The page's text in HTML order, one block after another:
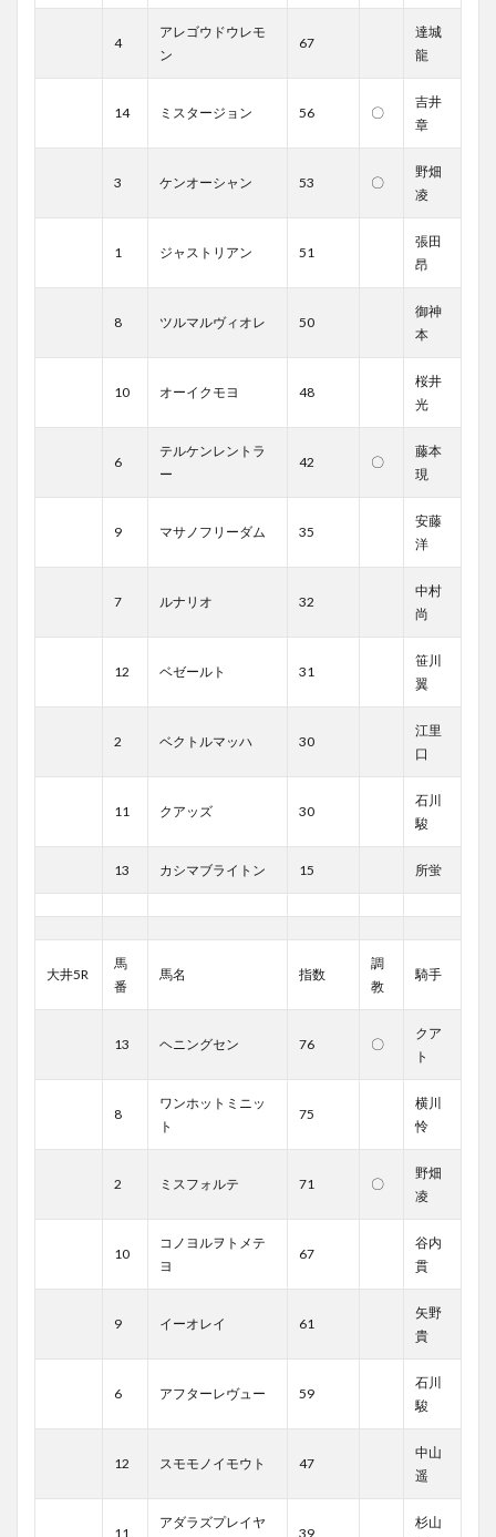
4
アレゴウドウレモ
ン
67
達城
龍
14 ミスタージョン 56 〇
吉井
章
3 ケンオーシャン 53 〇
野畑
凌
1 ジャストリアン 51
張田
昂
8 ツルマルヴィオレ 50
御神
本
10 オーイクモヨ 48
桜井
光
6
テルケンレントラ
ー
42 〇
藤本
現
9 マサノフリーダム 35
安藤
洋
7 ルナリオ 32
中村
尚
12 ベゼールト 31
笹川
翼
2 ベクトルマッハ 30
江里
口
11 クアッズ 30
石川
駿
13 カシマブライトン 15 所蛍
大井5R
馬
番
馬名 指数
調
教
騎手
13 ヘニングセン 76 〇
クア
ト
8
ワンホットミニッ
ト
75
横川
怜
2 ミスフォルテ 71 〇
野畑
凌
10
コノヨルヲトメテ
ヨ
67
谷内
貫
9 イーオレイ 61
矢野
貴
6 アフターレヴュー 59
石川
駿
12 スモモノイモウト 47
中山
遥
11
アダラズプレイヤ
39
杉山